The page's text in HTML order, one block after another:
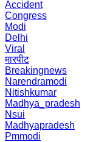
Accident
Congress
Modi
Delhi
Viral
मारपीट
Breakingnews
Narendramodi
Nitishkumar
Madhya_pradesh
Nsui
Madhyapradesh
Pmmodi